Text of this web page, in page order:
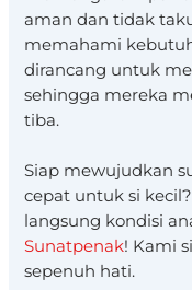
aman dan tidak
memahami
dirancang untuk
sehingga mereka
tiba.
Siap mewujudkan
cepat untuk si
langsung kondisi
Sunatpenak! Kami
sepenuh hati.